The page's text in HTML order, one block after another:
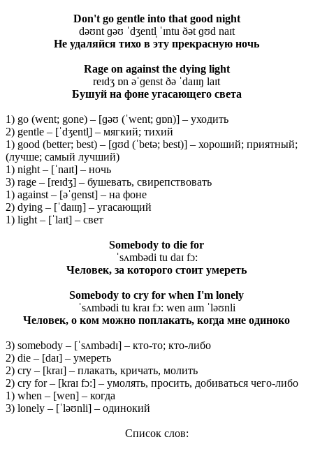
Don't go gentle into that good night
dəʊnt ɡəʊ ˈdʒentl̩ ˈɪntu ðət ɡʊd naɪt
Не удаляйся тихо в эту прекрасную ночь
Rage on against the dying light
reɪdʒ ɒn əˈɡenst ðə ˈdaɪɪŋ laɪt
Бушуй на фоне угасающего света
1) go (went; gone) – [ɡəʊ (ˈwent; ɡɒn)] – уходить
2) gentle – [ˈdʒentl̩] – мягкий; тихий
1) good (better; best) – [ɡʊd (ˈbetə; best)] – хороший; приятный;
(лучше; самый лучший)
1) night – [ˈnaɪt] – ночь
3) rage – [reɪdʒ] – бушевать, свирепствовать
1) against – [əˈɡenst] – на фоне
2) dying – [ˈdaɪɪŋ] – угасающий
1) light – [ˈlaɪt] – свет
Somebody to die for
ˈsʌmbədi tu daɪ fɔ:
Человек, за которого стоит умереть
Somebody to cry for when I'm lonely
ˈsʌmbədi tu kraɪ fɔ: wen aɪm ˈləʊnli
Человек, о ком можно поплакать, когда мне одиноко
3) somebody – [ˈsʌmbədɪ] – кто-то; кто-либо
2) die – [daɪ] – умереть
2) cry – [kraɪ] – плакать, кричать, молить
2) cry for – [kraɪ fɔ:] – умолять, просить, добиваться чего-либо
1) when – [wen] – когда
3) lonely – [ˈləʊnli] – одинокий
Список слов: